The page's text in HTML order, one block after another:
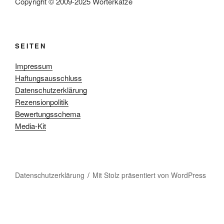
SEITEN
Impressum
Haftungsausschluss
Datenschutzerklärung
Rezensionpolitik
Bewertungsschema
Media-Kit
Datenschutzerklärung Mit Stolz präsentiert von WordPress